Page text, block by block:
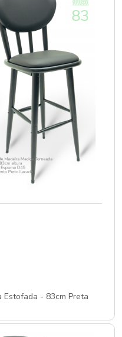
Cadeira Alta Madeira Torneada Estofada - 83cm Preta